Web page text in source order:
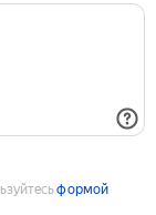
формой